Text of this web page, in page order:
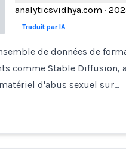
analyticsvidhya.com ·
Traduit par IA
de données de
comme Stable Diffusion,
d'abus sexuel sur…